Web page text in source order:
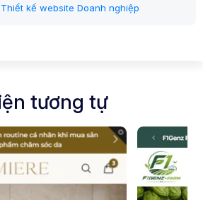
Thiết kế website Doanh nghiệp
tương tự